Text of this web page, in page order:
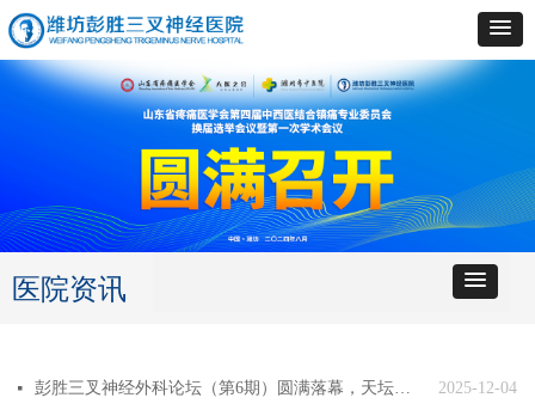
医院资讯
2025-12-04
넷 彭胜三叉神经外科论坛（第6期）圆满落幕，天坛、宣武、中日等医院专家聚首论道